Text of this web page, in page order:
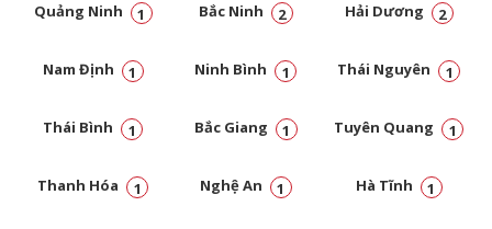
Quảng Ninh 1 Bắc Ninh 2 Hải Dương 2
Nam Định 1 Ninh Bình 1 Thái Nguyên 1
Thái Bình 1 Bắc Giang 1 Tuyên Quang 1
Thanh Hóa 1 Nghệ An 1 Hà Tĩnh 1